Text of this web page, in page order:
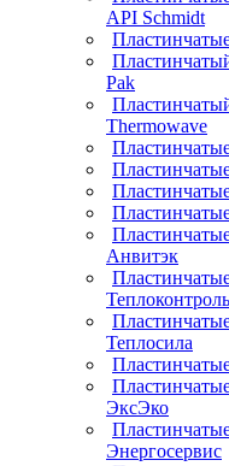
API Schmidt
Pak
Thermowave
Анвитэк
Теплоконтроль
Теплосила
ЭксЭко
Энергосервис